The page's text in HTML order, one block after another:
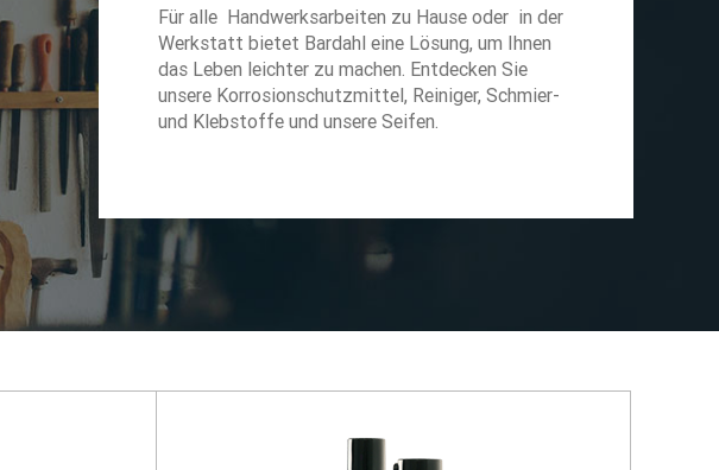
Loeb zurück zur Dakar mit Bardahl
Mehr erfahren
30 NOV 2018
Bardahl & Ferrari, gemeinsame
Geschichte
Mehr erfahren
Die Öko-Motorreinigung hat bereits
3000 Fachleute überzeugt
Für alle Handwerksarbeiten zu Hause oder in der
Werkstatt bietet Bardahl eine Lösung, um Ihnen
das Leben leichter zu machen. Entdecken Sie
unsere Korrosionschutzmittel, Reiniger, Schmier-
und Klebstoffe und unsere Seifen.